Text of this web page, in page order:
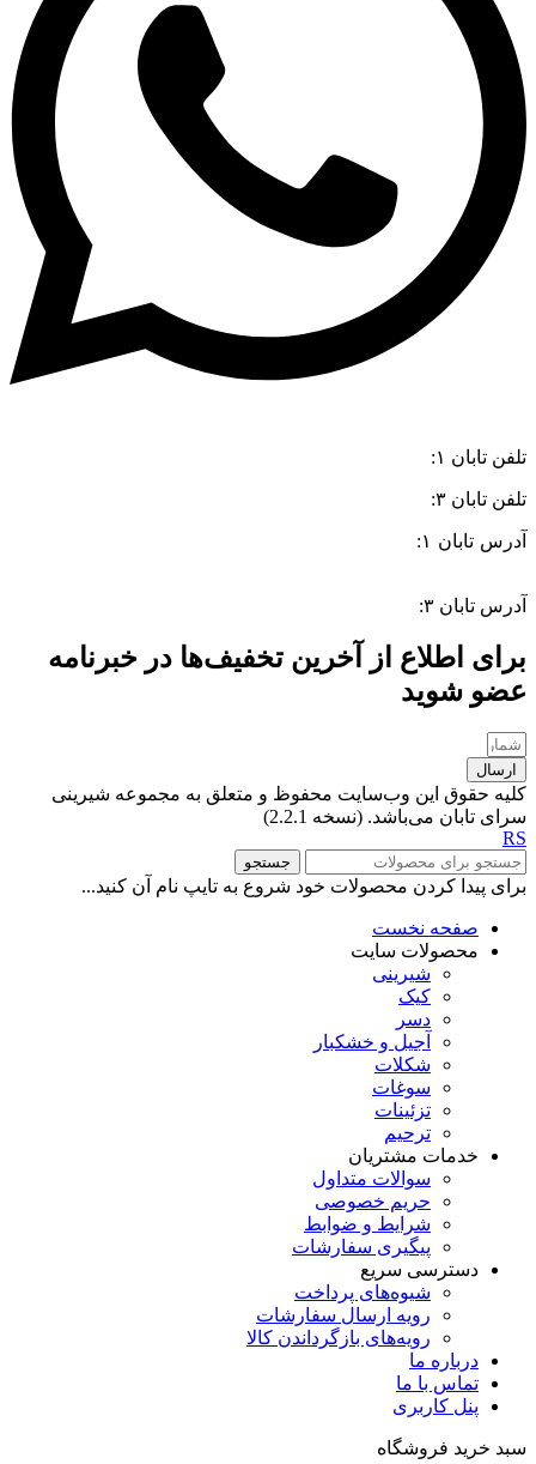
تلفن تابان ۱:
تلفن تابان ۳:
آدرس تابان ۱:
آدرس تابان ۳:
برای اطلاع از آخرین تخفیف‌ها در خبرنامه
عضو شوید
ارسال
کلیه حقوق این وب‌سایت محفوظ و متعلق به مجموعه شیرینی
سرای تابان می‌باشد. (نسخه 2.2.1)
RS
جستجو
برای پیدا کردن محصولات خود شروع به تایپ نام آن کنید...
صفحه نخست
محصولات سایت
شیرینی
کیک
دسر
آجیل و خشکبار
شکلات
سوغات
تزئینات
ترحیم
خدمات مشتریان
سوالات متداول
حریم خصوصی
شرایط و ضوابط
پیگیری سفارشات
دسترسی سریع
شیوه‌های پرداخت
رویه ارسال سفارشات
رویه‌های بازگرداندن کالا
درباره ما
تماس با ما
پنل کاربری
سبد خرید فروشگاه